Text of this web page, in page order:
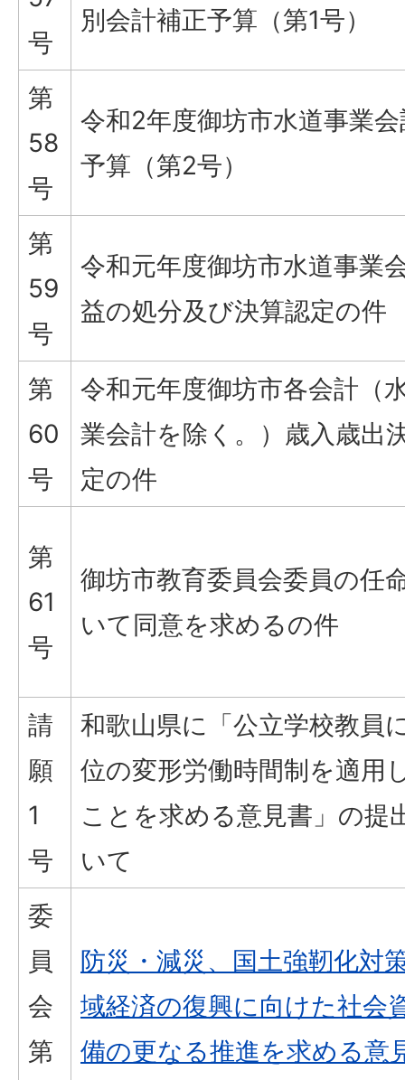
号
別会計補正予算（第1号）
第
58
号
令和2年度御坊市水道事業
予算（第2号）
第
59
号
令和元年度御坊市水道事業
益の処分及び決算認定の件
第
60
号
令和元年度御坊市各会計（
業会計を除く。）歳入歳出
定の件
第
61
号
御坊市教育委員会委員の任
いて同意を求めるの件
請
願
1
号
和歌山県に「公立学校教員
位の変形労働時間制を適用
ことを求める意見書」の提
いて
委
員
会
第
防災・減災、国土強靭化対
域経済の復興に向けた社会
備の更なる推進を求める意